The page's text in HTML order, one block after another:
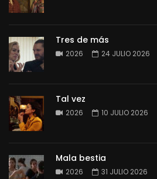
Tres de más
2026 24 JULIO 2026
Tal vez
2026 10 JULIO 2026
Mala bestia
2026 31 JULIO 2026